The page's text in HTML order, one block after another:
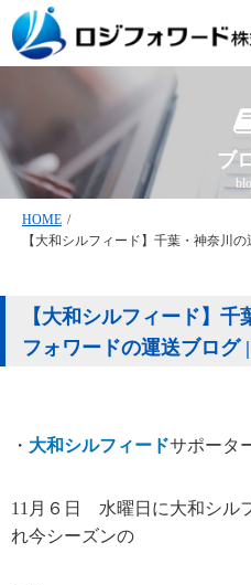
ブ
HOME /
【大和シルフィード】千葉・神奈川
【大和シルフィード】
フォワードの運送ブログ
・ 大和シルフィードサポータ
11月６日 水曜日に大和シル
れ今シーズンの